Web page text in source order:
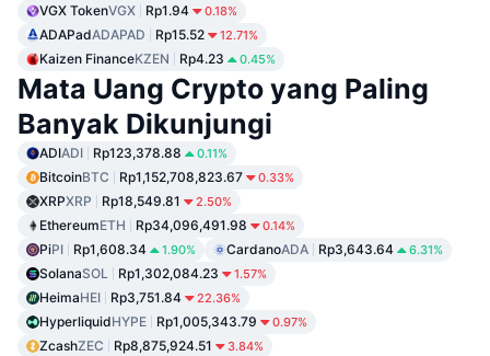
VGX TokenVGX Rp1.94 0.18%
ADAPadADAPAD Rp15.52 12.71%
Kaizen FinanceKZEN Rp4.23 0.45%
Mata Uang Crypto yang Paling
Banyak Dikunjungi
ADIADI Rp123,378.88 0.11%
BitcoinBTC Rp1,152,708,823.67 0.33%
XRPXRP Rp18,549.81 2.50%
EthereumETH Rp34,096,491.98 0.14%
PiPI Rp1,608.34 1.90% CardanoADA Rp3,643.64 6.31%
SolanaSOL Rp1,302,084.23 1.57%
HeimaHEI Rp3,751.84 22.36%
HyperliquidHYPE Rp1,005,343.79 0.97%
ZcashZEC Rp8,875,924.51 3.84%